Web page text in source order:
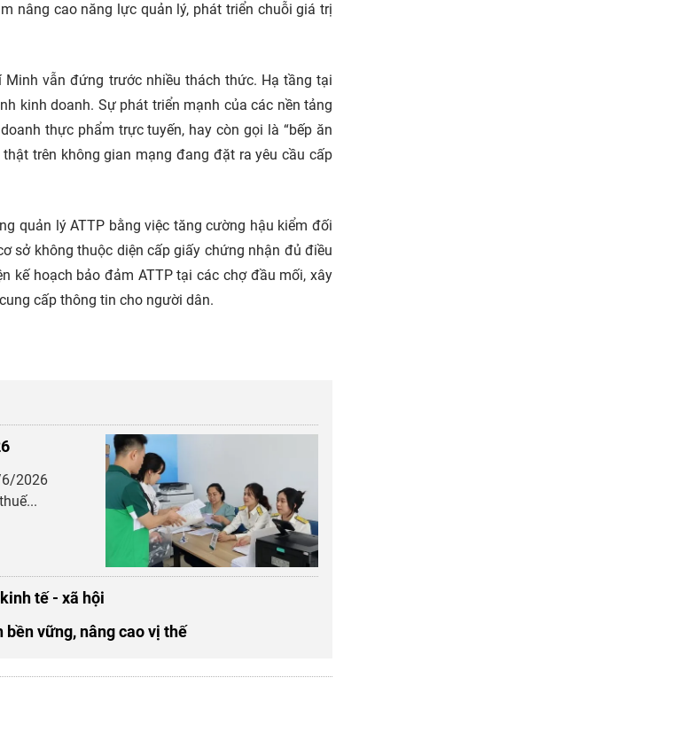
nâng cao năng lực quản lý, phát triển chuỗi giá trị
Minh vẫn đứng trước nhiều thách thức. Hạ tầng tại
kinh doanh. Sự phát triển mạnh của các nền tảng
thực phẩm trực tuyến, hay còn gọi là “bếp ăn
trên không gian mạng đang đặt ra yêu cầu cấp
quản lý ATTP bằng việc tăng cường hậu kiểm đối
sở không thuộc diện cấp giấy chứng nhận đủ điều
kế hoạch bảo đảm ATTP tại các chợ đầu mối, xây
cấp thông tin cho người dân.
6/2026
tế - xã hội
bền vững, nâng cao vị thế